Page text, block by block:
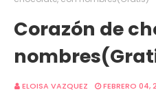
Corazón de
ELOISA VAZQUEZ FEBRERO 04,